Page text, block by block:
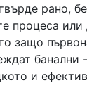
рано,
процеса
защо
банални
и